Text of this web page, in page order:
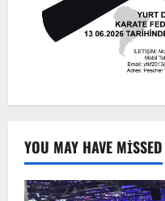
YOU MAY HAVE MISSED